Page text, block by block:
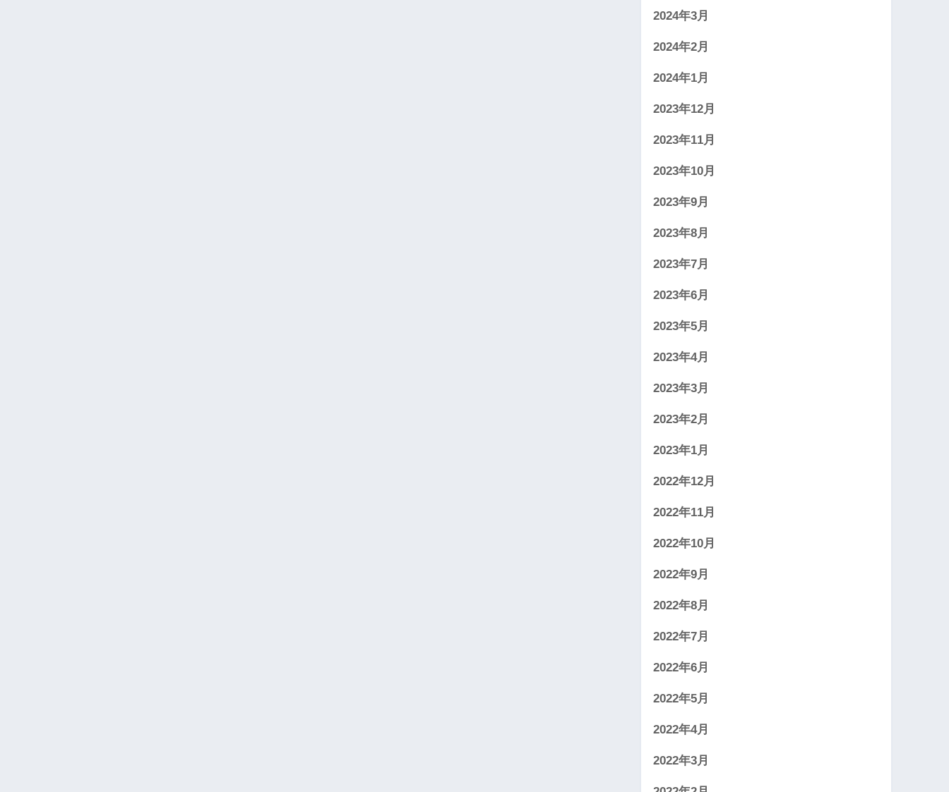
2024年3月
2024年2月
2024年1月
2023年12月
2023年11月
2023年10月
2023年9月
2023年8月
2023年7月
2023年6月
2023年5月
2023年4月
2023年3月
2023年2月
2023年1月
2022年12月
2022年11月
2022年10月
2022年9月
2022年8月
2022年7月
2022年6月
2022年5月
2022年4月
2022年3月